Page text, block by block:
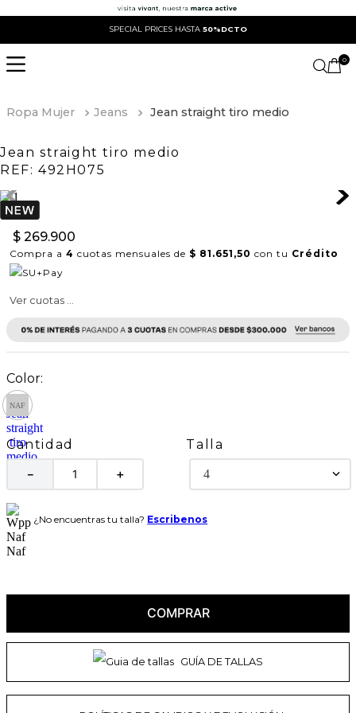
SPECIAL PRICES HASTA 50%DCTO
0
Ropa Mujer Jeans Jean straight tiro medio
Jean straight tiro medio
REF: 492H075
$ 269.900
Compra a 4 cuotas mensuales de $ 81.651,50 con tu Crédito
Ver cuotas ...
Cantidad
＋
－
Talla
4
¿No encuentras tu talla? Escribenos
COMPRAR
GUÍA DE TALLAS